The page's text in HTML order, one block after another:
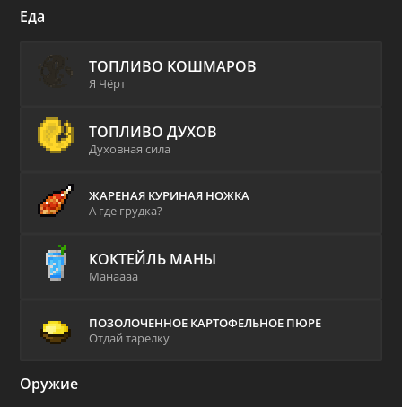
Еда
ТОПЛИВО КОШМАРОВ
Я Чёрт
ТОПЛИВО ДУХОВ
Духовная сила
ЖАРЕНАЯ КУРИНАЯ НОЖКА
А где грудка?
КОКТЕЙЛЬ МАНЫ
Манаааа
ПОЗОЛОЧЕННОЕ КАРТОФЕЛЬНОЕ ПЮРЕ
Отдай тарелку
Оружие